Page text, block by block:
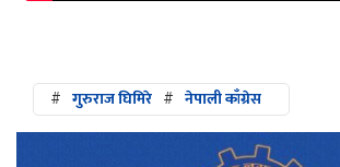
# गुरुराज घिमिरे # नेपाली काँग्रेस